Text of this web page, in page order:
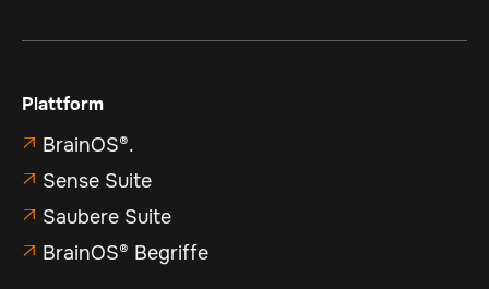
Plattform
 BrainOS®.
 Sense Suite
 Saubere Suite
 BrainOS® Begriffe